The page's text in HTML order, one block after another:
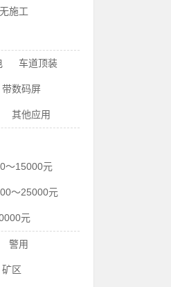
无施工
车道顶装
带数码屏
其他应用
～15000元
～25000元
元
警用
矿区